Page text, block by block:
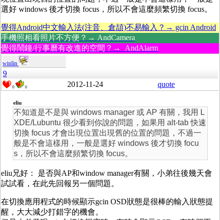
選好 windows 後才切換 focus，所以不會這麼頻繁切換 focus。
覺得Android中文輸入法(注音、倉頡)不易輸入？→ gcin Android
手機照相看照片不方便？→ AndCamera
覺得鬧鐘/行事曆有改進的空間？→ AndAlarm
winlin
9
0 0 2012-11-24 quote
eliu
不知道是不是與 windows manager 或 AP 有關，我用 L
XDE/Lubuntu 很少看到你說的問題，如果用 alt-tab 快速
切換 focus 才會出現位置出現舊的位置的問題，不過一
般是不會這樣用，一般是選好 windows 後才切換 focu
s，所以不會這麼頻繁切換 focus。
eliu兄好： 是否與AP和window manager有關，小弟往後幾天會
試試看，在此先回報另一個問題。
在切換應用程式的時候顯示gcin OSD狀態是很棒的輸入狀態提
醒，大大減少打錯字的機會。